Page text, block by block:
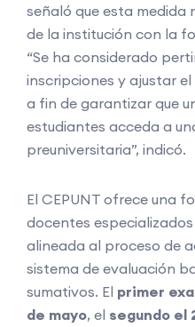
señaló que esta medida
de la institución con la
“Se ha considerado
inscripciones y ajustar
a fin de garantizar que
estudiantes acceda a
preuniversitaria”, indicó.
El CEPUNT ofrece una
docentes
alineada al proceso de
sistema de evaluación
sumativos. El primer
de mayo, el segundo el